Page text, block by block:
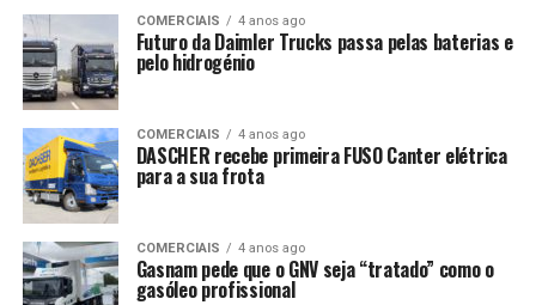
COMERCIAIS 4 anos ago
Futuro da Daimler Trucks passa pelas baterias e
pelo hidrogénio
COMERCIAIS 4 anos ago
DASCHER recebe primeira FUSO Canter elétrica
para a sua frota
COMERCIAIS 4 anos ago
Gasnam pede que o GNV seja “tratado” como o
gasóleo profissional